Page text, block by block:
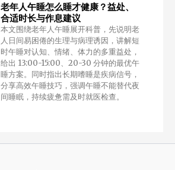
老年人午睡怎么睡才健康？益处、
合适时长与作息建议
本文围绕老年人午睡展开科普，先说明老
人日间易困倦的生理与病理诱因，讲解短
时午睡对认知、情绪、体力的多重益处，
给出 13:00-15:00、20-30 分钟的最优午
睡方案。同时指出长期嗜睡是疾病信号，
分享高效午睡技巧，强调午睡不能替代夜
间睡眠，持续疲惫需及时就医检查。